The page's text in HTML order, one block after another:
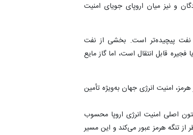
و نیز میان اروپای جویای امنیت
نفت پیچیده‌تر است. بخشی از نفت
قابل انتقال است، اما گاز مایع
امنیت انرژی جهان به‌ویژه تأمین
اصلی امنیت انرژی اروپا محسوب
از تنگه هرمز عبور می‌کند و این مسیر